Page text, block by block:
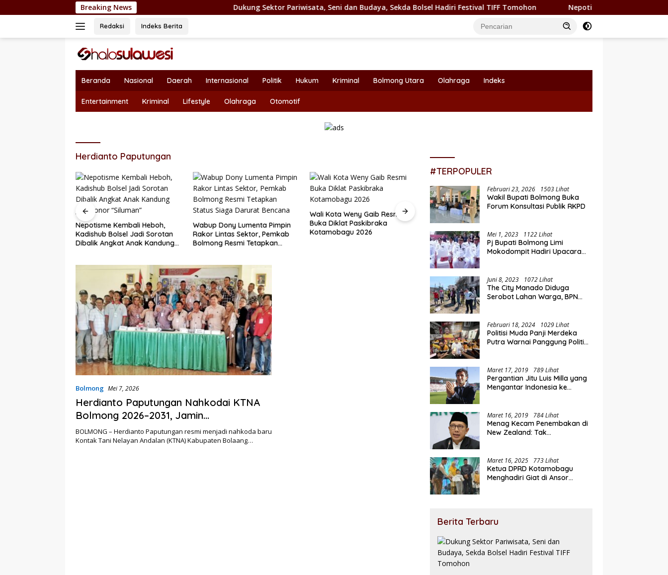
ke
Breaking News Dukung Sektor Pariwisata, Seni dan Budaya, Sekda Bolsel Hadiri Festival TIFF Tomohon Nepotisme Kembali Heboh, Kadishub Bolsel
Redaksi Indeks Berita
Beranda Nasional Daerah Internasional Politik Hukum Kriminal Bolmong Utara Olahraga Indeks
Entertainment Kriminal Lifestyle Olahraga Otomotif
Herdianto Paputungan
Nepotisme Kembali Heboh,
Kadishub Bolsel Jadi Sorotan
Dibalik Angkat Anak Kandung
Wabup Dony Lumenta Pimpin
Rakor Lintas Sektor, Pemkab
Bolmong Resmi Tetapkan
Wali Kota Weny Gaib Resmi
Buka Diklat Paskibraka
Kotamobagu 2026
Bupati Yusra Alhabsyi Lantik 59
Pejabat, Rolling Jabatan
Keempat di Pemkab Bolmong
Gorontalo, Wawali Rendy
Dorong Inklusi Keuangan dan
Pembiayaan UMKM
Bolmong Mei 7, 2026
Herdianto Paputungan Nahkodai KTNA
Bolmong 2026–2031, Jamin
Kesejahteraan Lewat Kemitraan dengan
Pemerintah
BOLMONG – Herdianto Paputungan resmi menjadi nahkoda baru
Kontak Tani Nelayan Andalan (KTNA) Kabupaten Bolaang…
#TERPOPULER
Februari 23, 2026 1503 Lihat
Wakil Bupati Bolmong Buka
Forum Konsultasi Publik RKPD
Mei 1, 2023 1122 Lihat
Pj Bupati Bolmong Limi
Mokodompit Hadiri Upacara
Juni 8, 2023 1072 Lihat
The City Manado Diduga
Serobot Lahan Warga, BPN
Februari 18, 2024 1029 Lihat
Politisi Muda Panji Merdeka
Putra Warnai Panggung Politik
Maret 17, 2019 789 Lihat
Pergantian Jitu Luis Milla yang
Mengantar Indonesia ke
Maret 16, 2019 784 Lihat
Menag Kecam Penembakan di
New Zealand: Tak
Maret 16, 2025 773 Lihat
Ketua DPRD Kotamobagu
Menghadiri Giat di Ansor
Berita Terbaru